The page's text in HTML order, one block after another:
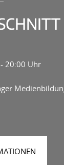
20:00 Uhr